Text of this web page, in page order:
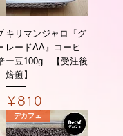
キリマンジャロ『グ
レードAA』コーヒ
ー豆100g 【受注後
焙煎】
価格
￥810
デカフェ